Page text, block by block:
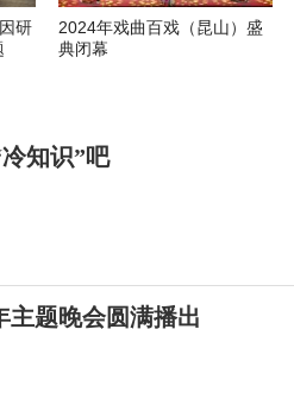
研
2024年戏曲百戏（昆山）盛
典闭幕
知识”吧
主题晚会圆满播出